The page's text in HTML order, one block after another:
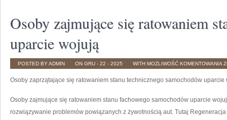
Osoby zajmujące się ratowaniem
uparcie wojują
POSTED BY ADMIN ON GRU - 22 - 2025 WITH MOŻLIWOŚĆ KOMENTOWANIA
Osoby zaprzątające się ratowaniem stanu technicznego samochodów uparcie
Osoby zajmujące się ratowaniem stanu fachowego samochodów uparcie
rozwiązywanie problemów powiązanych z żywotnością aut. Tutaj